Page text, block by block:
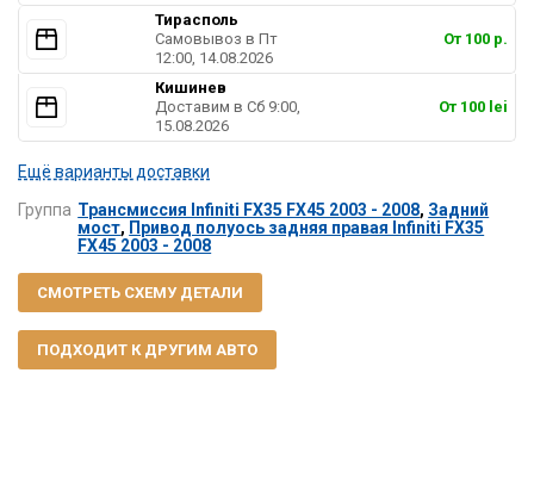
Тирасполь
Самовывоз в Пт
12:00, 14.08.2026
От 100 р.
Кишинев
Доставим в Cб 9:00,
15.08.2026
От 100 lei
Ещё варианты доставки
Группа Трансмиссия Infiniti FX35 FX45 2003 - 2008, Задний
мост, Привод полуось задняя правая Infiniti FX35
FX45 2003 - 2008
СМОТРЕТЬ СХЕМУ ДЕТАЛИ
ПОДХОДИТ К ДРУГИМ АВТО